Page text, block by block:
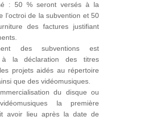
: 50 % seront versés à la
l’octroi de la subvention et 50
des factures justifiant
des subventions est
à la déclaration des titres
projets aidés au répertoire
que des vidéomusiques.
du disque ou
la première
avoir lieu après la date de